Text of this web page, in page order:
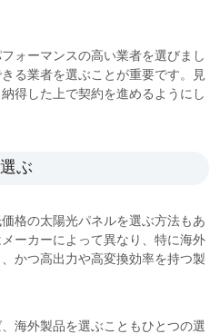
ォーマンスの高い業者を選びまし
る業者を選ぶことが重要です。見
得した上で契約を進めるようにし
ぶ
格の太陽光パネルを選ぶ方法もあ
ーカーによって異なり、特に海外
かつ高出力や高変換効率を持つ製
海外製品を選ぶこともひとつの選